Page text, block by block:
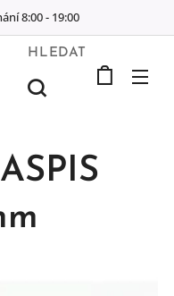
8:00 - 19:00
HLEDAT